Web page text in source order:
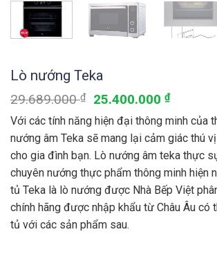
Lò nướng Teka
29.689.000₫ 25.400.000 ₫
Với các tính năng hiện đại thông minh của
nướng âm Teka sẽ mang lại cảm giác thú
cho gia đình bạn. Lò nướng âm teka thực
chuyên nướng thực phẩm thông minh hiện
tủ Teka là lò nướng được Nhà Bếp Việt
chính hãng được nhập khẩu từ Châu Âu có
tủ với các sản phẩm sau.